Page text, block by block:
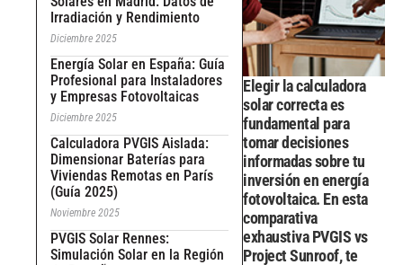
Irradiación y Rendimiento
Diciembre 2025
Energía Solar en España: Guía
Profesional para Instaladores
y Empresas Fotovoltaicas
Diciembre 2025
Calculadora PVGIS Aislada:
Dimensionar Baterías para
Viviendas Remotas en París
(Guía 2025)
Noviembre 2025
PVGIS Solar Rennes:
Simulación Solar en la Región
Elegir la calculadora
solar correcta es
fundamental para
tomar decisiones
informadas sobre tu
inversión en energía
fotovoltaica. En esta
comparativa
exhaustiva PVGIS vs
Project Sunroof, te